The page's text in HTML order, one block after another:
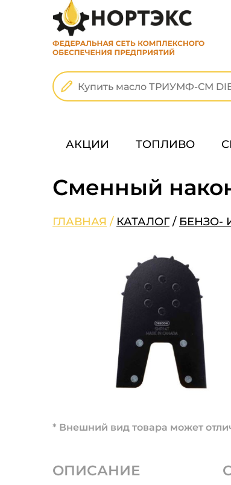
АКЦИИ ТОПЛИВО
Сменный
ГЛАВНАЯ / КАТАЛОГ/ БЕНЗО-
* Внешний вид товара может
ОПИСАНИЕ